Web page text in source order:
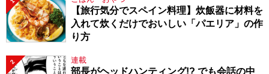
【旅行気分でスペイン料理】炊飯器に材料を
入れて炊くだけでおいしい「パエリア」の作
り方
2 連載
部長がヘッドハンティング!? でも会話の中